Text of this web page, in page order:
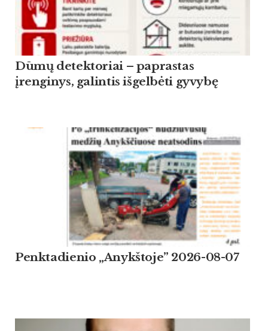
Dūmų detektoriai – paprastas
įrenginys, galintis išgelbėti gyvybę
Penktadienio „Anykštoje” 2026-08-07